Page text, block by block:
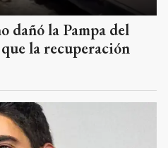
dañó la Pampa del
la recuperación